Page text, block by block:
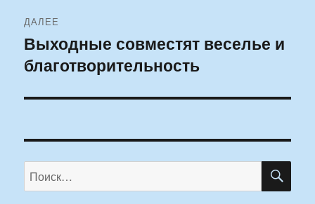
ДАЛЕЕ
Следующая
запись:
Выходные совместят веселье и
благотворительность
Искать: